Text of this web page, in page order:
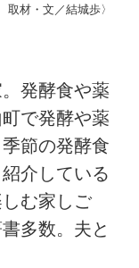
材・文／結城歩〉
発酵食や薬
で発酵や薬
節の発酵食
介している
しむ家しご
多数。夫と